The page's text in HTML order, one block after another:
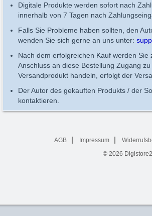
Digitale Produkte werden sofort nach
innerhalb von 7 Tagen nach
Falls Sie Probleme haben sollten, den
wenden Sie sich gerne an uns unter:
Nach dem erfolgreichen Kauf werden
Anschluss an diese Bestellung Zugang
Versandprodukt handeln, erfolgt der
Der Autor des gekauften Produkts / der
kontaktieren.
AGB Impressum
© 2026